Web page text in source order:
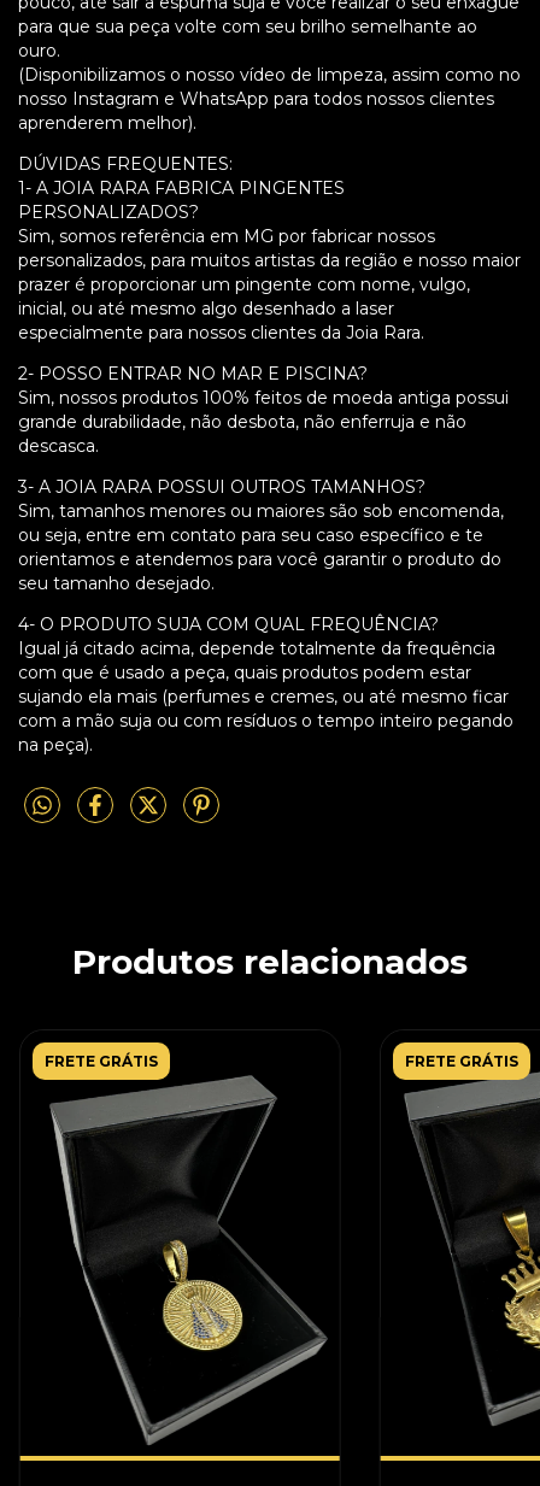
para que sua peça volte com seu brilho semelhante ao
ouro.
(Disponibilizamos o nosso vídeo de limpeza, assim como no
nosso Instagram e WhatsApp para todos nossos clientes
aprenderem melhor).
DÚVIDAS FREQUENTES:
1- A JOIA RARA FABRICA PINGENTES
PERSONALIZADOS?
Sim, somos referência em MG por fabricar nossos
personalizados, para muitos artistas da região e nosso maior
prazer é proporcionar um pingente com nome, vulgo,
inicial, ou até mesmo algo desenhado a laser
especialmente para nossos clientes da Joia Rara.
2- POSSO ENTRAR NO MAR E PISCINA?
Sim, nossos produtos 100% feitos de moeda antiga possui
grande durabilidade, não desbota, não enferruja e não
descasca.
3- A JOIA RARA POSSUI OUTROS TAMANHOS?
Sim, tamanhos menores ou maiores são sob encomenda,
ou seja, entre em contato para seu caso específico e te
orientamos e atendemos para você garantir o produto do
seu tamanho desejado.
4- O PRODUTO SUJA COM QUAL FREQUÊNCIA?
Igual já citado acima, depende totalmente da frequência
com que é usado a peça, quais produtos podem estar
sujando ela mais (perfumes e cremes, ou até mesmo ficar
com a mão suja ou com resíduos o tempo inteiro pegando
na peça).
Produtos relacionados
FRETE GRÁTIS FRETE GRÁTIS